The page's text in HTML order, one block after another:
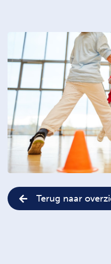
Terug naar